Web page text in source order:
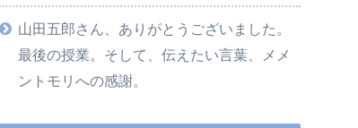
山田五郎さん、ありがとうございました。
最後の授業。そして、伝えたい言葉、メメ
ントモリへの感謝。